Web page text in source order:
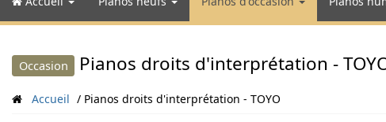
Occasion Pianos droits d'interprétation -
Accueil Pianos droits d'interprétation - TOYO